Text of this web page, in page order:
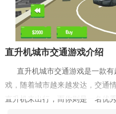
直升机城市交通游戏介绍
直升机城市交通游戏是一款
戏，随着城市越来越发达，交通
直升机来出行，而你则是一名优